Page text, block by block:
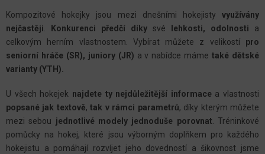
V
L
Á
D
C
Í
P
R
V
Kompozitové hokejky jsou mezi dnešními hokejisty využívány
nejčastěji
Konkurenci předčí díky své lehkosti, odolnosti a
celkovým herním vlastnostem. Vybírat můžete z velikostí pro
seniorní hráče (SR), juniory (JR) a v nabídce mámetaké dětské
varianty (YTH).
U všech hokejek najdete ty nejdůležitější informacea vlastnosti
popsané jak textově, tak v rámci parametrů, díky kterým můžete
mezi sebou jednotlivé modely jednoduše porovnat . Tréninkové
pomůcky na hokej, které jsou výborným doplňkem pro každého
hokejistu a pomáhají rozvíjet jeho dovedností a šikovnost jsme